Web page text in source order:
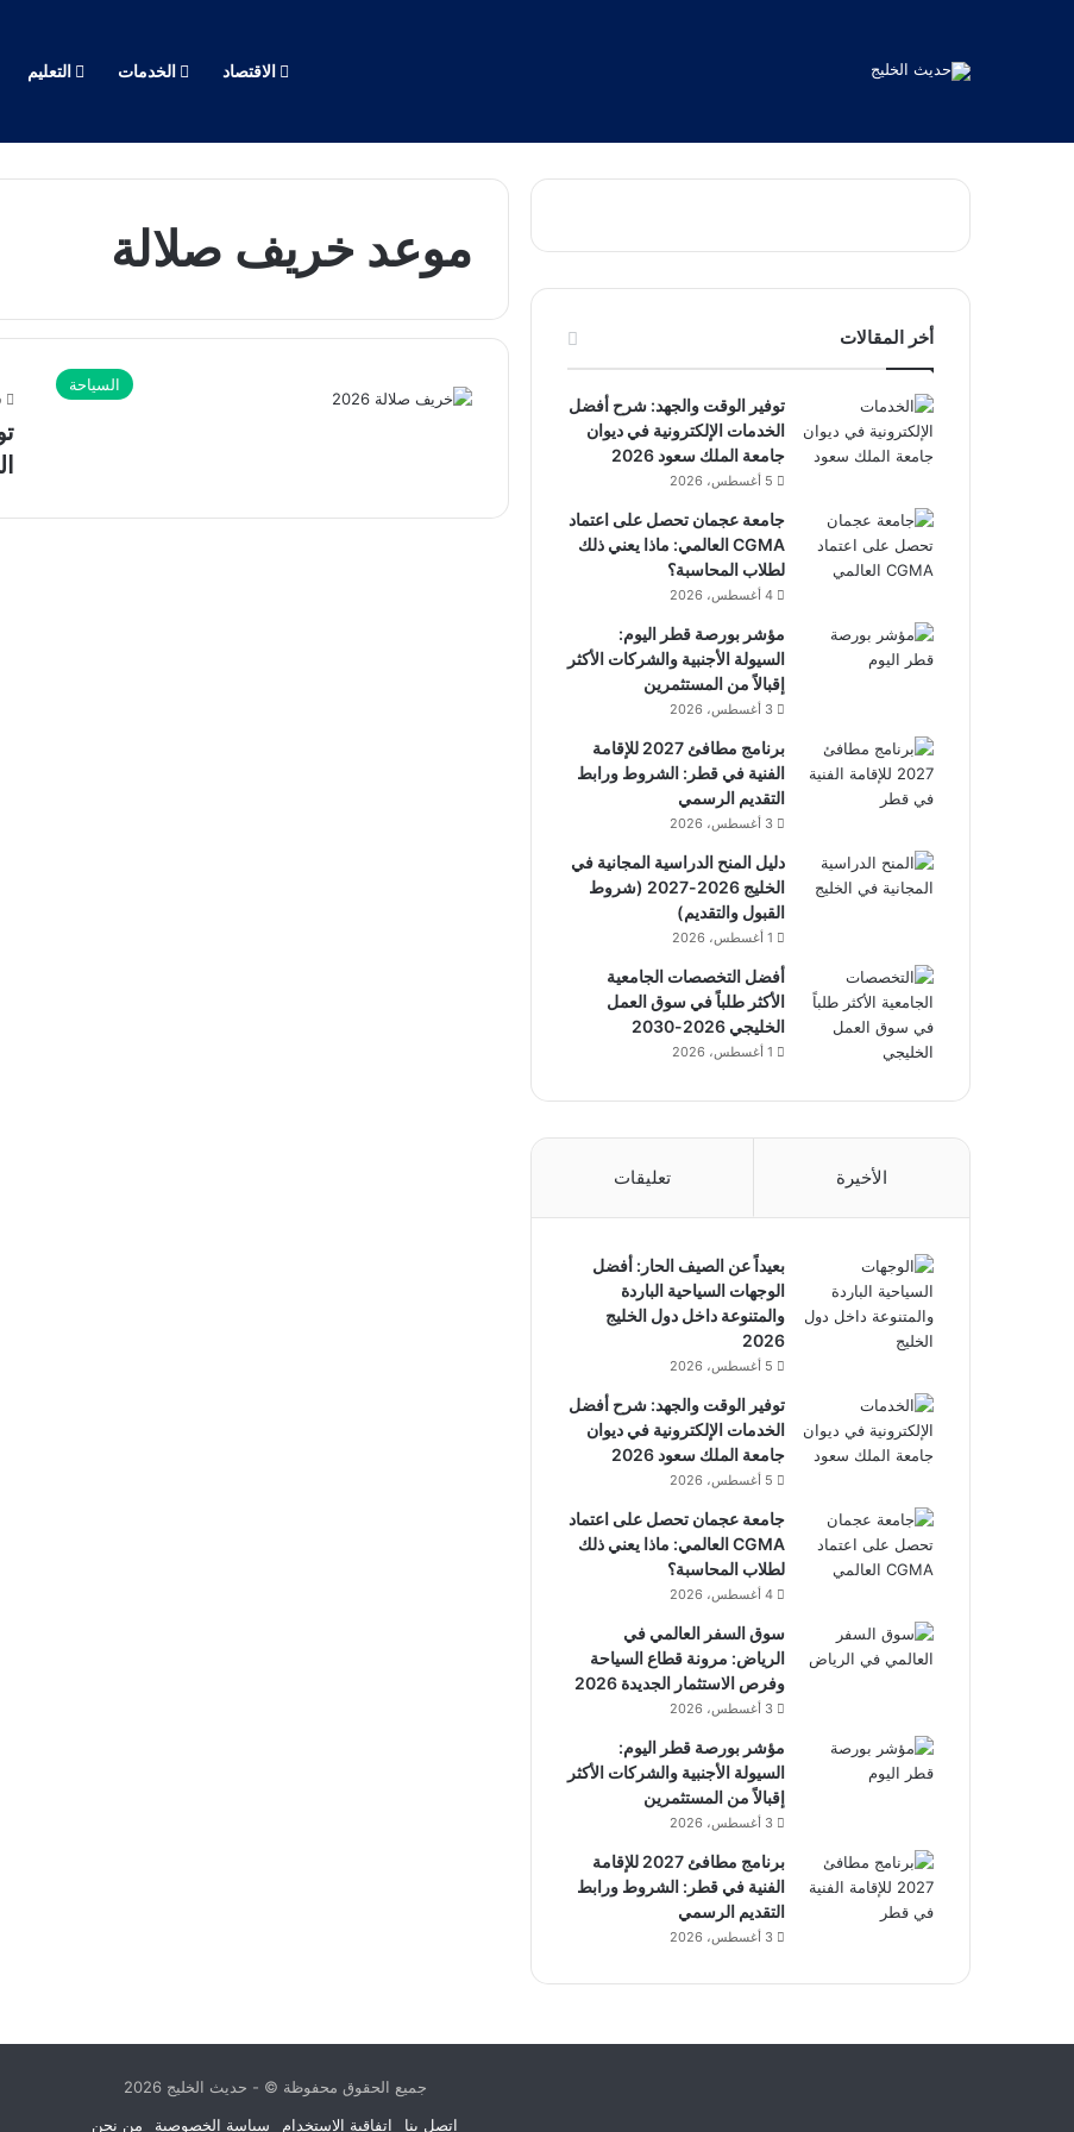
الاقتصاد الخدمات التعليم
موعد خريف صلالة
السياحة
أخر المقالات
توفير الوقت والجهد: شرح أفضل
الخدمات الإلكترونية في ديوان
جامعة الملك سعود 2026
5 أغسطس، 2026
جامعة عجمان تحصل على اعتماد
CGMA العالمي: ماذا يعني ذلك
لطلاب المحاسبة؟
4 أغسطس، 2026
مؤشر بورصة قطر اليوم:
السيولة الأجنبية والشركات الأكثر
إقبالاً من المستثمرين
3 أغسطس، 2026
برنامج مطافئ 2027 للإقامة
الفنية في قطر: الشروط ورابط
التقديم الرسمي
3 أغسطس، 2026
دليل المنح الدراسية المجانية في
الخليج 2026-2027 (شروط
القبول والتقديم)
1 أغسطس، 2026
أفضل التخصصات الجامعية
الأكثر طلباً في سوق العمل
الخليجي 2026-2030
1 أغسطس، 2026
الأخيرة تعليقات
بعيداً عن الصيف الحار: أفضل
الوجهات السياحية الباردة
والمتنوعة داخل دول الخليج
2026
5 أغسطس، 2026
توفير الوقت والجهد: شرح أفضل
الخدمات الإلكترونية في ديوان
جامعة الملك سعود 2026
5 أغسطس، 2026
جامعة عجمان تحصل على اعتماد
CGMA العالمي: ماذا يعني ذلك
لطلاب المحاسبة؟
4 أغسطس، 2026
سوق السفر العالمي في
الرياض: مرونة قطاع السياحة
وفرص الاستثمار الجديدة 2026
3 أغسطس، 2026
مؤشر بورصة قطر اليوم:
السيولة الأجنبية والشركات الأكثر
إقبالاً من المستثمرين
3 أغسطس، 2026
برنامج مطافئ 2027 للإقامة
الفنية في قطر: الشروط ورابط
التقديم الرسمي
3 أغسطس، 2026
جميع الحقوق محفوظة © - حديث الخليج 2026
اتصل بنا
اتفاقية الاستخدام سياسة الخصوصية من نحن